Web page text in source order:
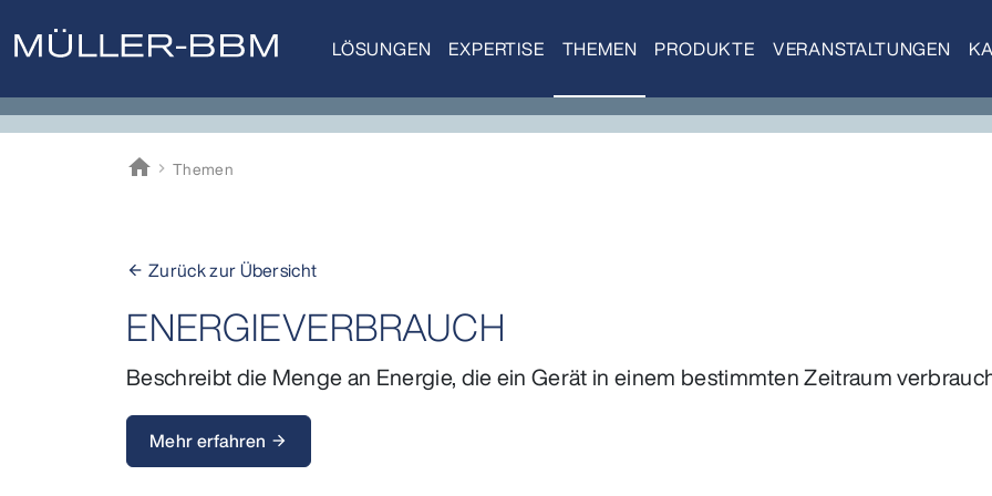
LÖSUNGEN EXPERTISE THEMEN PRODUKTE VERANSTALTUNGEN
home
Müller-BBM
Themen
arrow_back Zurück zur Übersicht
ENERGIEVERBRAUCH
Beschreibt die Menge an Energie, die ein Gerät in einem bestimmten Zeitraum
Mehr erfahren arrow_forward